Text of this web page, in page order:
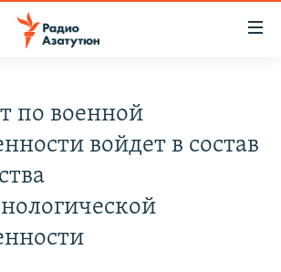
по военной
войдет в состав